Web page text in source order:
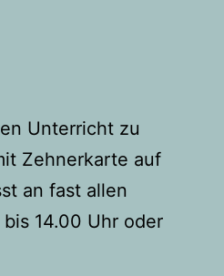
Unterricht zu
Zehnerkarte auf
an fast allen
14.00 Uhr oder